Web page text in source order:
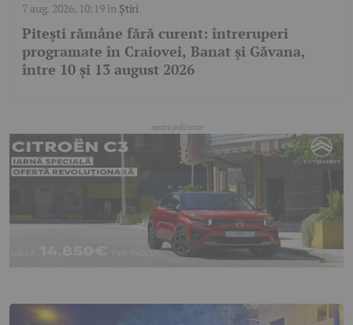
7 aug. 2026, 10:19în Știri
Pitești rămâne fără curent: întreruperi
programate în Craiovei, Banat și Găvana,
între 10 și 13 august 2026